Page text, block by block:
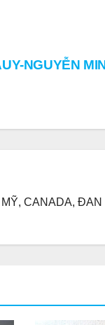
NGUYỄN
CANADA, ĐAN